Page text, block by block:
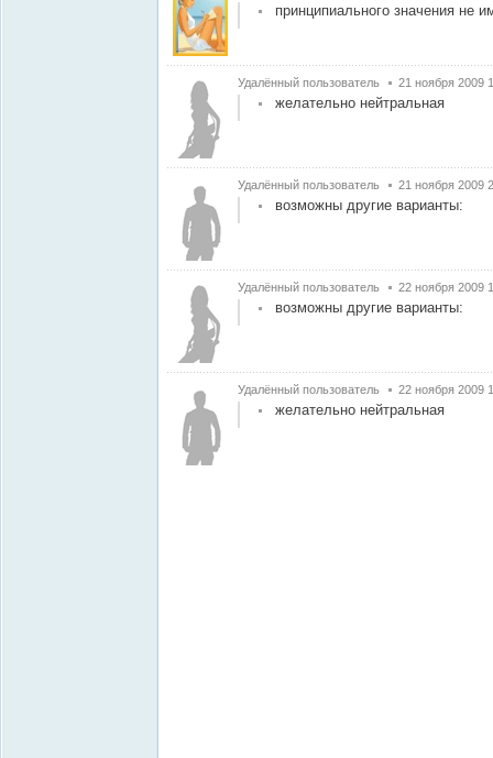
принципиального значения не
Удалённый пользователь 21 ноября 2009
желательно нейтральная
Удалённый пользователь 21 ноября 2009
возможны другие варианты:
Удалённый пользователь 22 ноября 2009
возможны другие варианты:
Удалённый пользователь 22 ноября 2009
желательно нейтральная